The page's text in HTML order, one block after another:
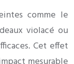
comme le
violacé ou
Cet effet